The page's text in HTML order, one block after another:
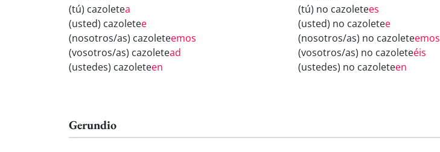
(tú) cazoletea
(usted) cazoletee
(nosotros/as) cazoleteemos
(vosotros/as) cazoletead
(ustedes) cazoleteen
(tú) no cazoletees
(usted) no cazoletee
(nosotros/as) no cazoleteemos
(vosotros/as) no cazoleteéis
(ustedes) no cazoleteen
Gerundio